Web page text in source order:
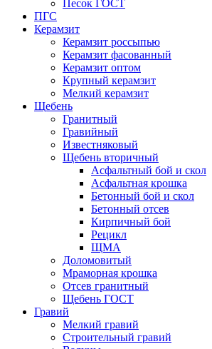
Песок ГОСТ
ПГС
Керамзит
Керамзит россыпью
Керамзит фасованный
Керамзит оптом
Крупный керамзит
Мелкий керамзит
Щебень
Гранитный
Гравийный
Известняковый
Щебень вторичный
Асфальтный бой и скол
Асфальтная крошка
Бетонный бой и скол
Бетонный отсев
Кирпичный бой
Рецикл
ЩМА
Доломовитый
Мраморная крошка
Отсев гранитный
Щебень ГОСТ
Гравий
Мелкий гравий
Строительный гравий